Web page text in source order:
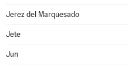
Jerez del Marquesado
Jete
Jun